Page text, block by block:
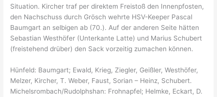
Situation. Kircher traf per direktem Freistoß den Innenpfosten,
den Nachschuss durch Grösch wehrte HSV-Keeper Pascal
Baumgart an selbigen ab (70.). Auf der anderen Seite hätten
Sebastian Westhöfer (Unterkante Latte) und Marius Schubert
(freistehend drüber) den Sack vorzeitig zumachen können.
Hünfeld: Baumgart; Ewald, Krieg, Ziegler, Geißler, Westhöfer,
Melzer, Kircher, T. Weber, Faust, Sorian – Heinz, Schubert.
Michelsrombach/Rudolphshan: Frohnapfel; Helmke, Eckart, D.